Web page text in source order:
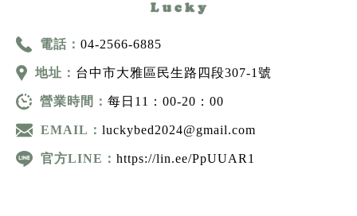
電話： 04-2566-6885
地址： 台中市大雅區民生路四段307-1號
營業時間： 每日11：00-20：00
EMAIL： luckybed2024@gmail.com
官方LINE： https://lin.ee/PpUUAR1